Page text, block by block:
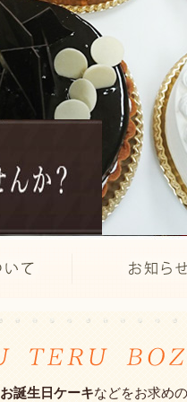
お誕生日ケーキなどをお求め